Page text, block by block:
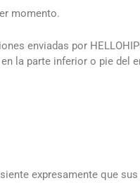
momento.
enviadas por
la parte inferior o pie del
expresamente que